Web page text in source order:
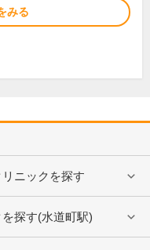
みる
ニックを探す
探す(水道町駅)